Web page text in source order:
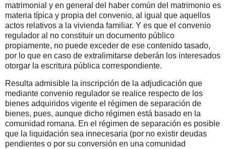
matrimonial y en general del haber común del matrimonio es
materia típica y propia del convenio, al igual que aquellos
actos relativos a la vivienda familiar. Y es que el convenio
regulador al no constituir un documento público
propiamente, no puede exceder de ese contenido tasado,
por lo que en caso de extralimitarse deberán los interesados
otorgar la escritura pública correspondiente.
Resulta admisible la inscripción de la adjudicación que
mediante convenio regulador se realice respecto de los
bienes adquiridos vigente el régimen de separación de
bienes, pues, aunque dicho régimen está basado en la
comunidad romana. En el régimen de separación es posible
que la liquidación sea innecesaria (por no existir deudas
pendientes o por su conversión en una comunidad